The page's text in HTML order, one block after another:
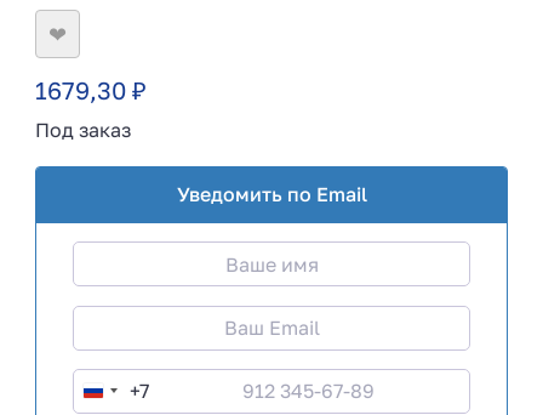
❤
1679,30 ₽
Под заказ
Уведомить по Email
R
+7